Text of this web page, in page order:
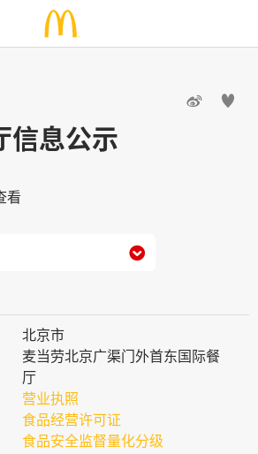
 
信息公示
看

北京市
麦当劳北京广渠门外首东国际餐
厅
营业执照
食品经营许可证
食品安全监督量化分级